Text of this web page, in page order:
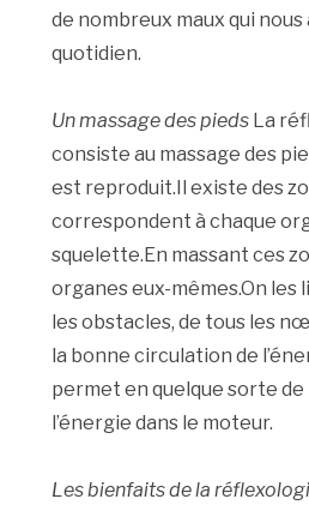
de nombreux maux qui
quotidien.
Un massage des pieds La
consiste au massage des
est reproduit.Il existe des
correspondent à chaque
squelette.En massant ces
organes eux-mêmes.On les
les obstacles, de tous les
la bonne circulation de
permet en quelque sorte
l’énergie dans le moteur.
Les bienfaits de la